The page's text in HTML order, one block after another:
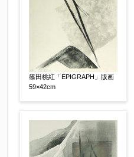
篠田桃紅「EPIGRAPH」版画
59×42cm